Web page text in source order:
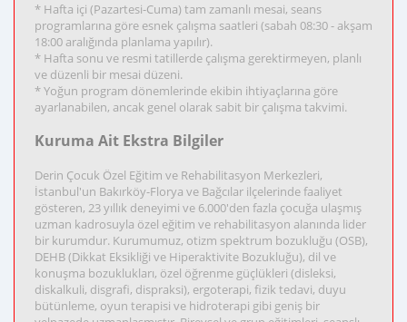
* Hafta içi (Pazartesi-Cuma) tam zamanlı mesai, seans
programlarına göre esnek çalışma saatleri (sabah 08:30 - akşam
18:00 aralığında planlama yapılır).
* Hafta sonu ve resmi tatillerde çalışma gerektirmeyen, planlı
ve düzenli bir mesai düzeni.
* Yoğun program dönemlerinde ekibin ihtiyaçlarına göre
ayarlanabilen, ancak genel olarak sabit bir çalışma takvimi.
Kuruma Ait Ekstra Bilgiler
Derin Çocuk Özel Eğitim ve Rehabilitasyon Merkezleri,
İstanbul'un Bakırköy-Florya ve Bağcılar ilçelerinde faaliyet
gösteren, 23 yıllık deneyimi ve 6.000'den fazla çocuğa ulaşmış
uzman kadrosuyla özel eğitim ve rehabilitasyon alanında lider
bir kurumdur. Kurumumuz, otizm spektrum bozukluğu (OSB),
DEHB (Dikkat Eksikliği ve Hiperaktivite Bozukluğu), dil ve
konuşma bozuklukları, özel öğrenme güçlükleri (disleksi,
diskalkuli, disgrafi, dispraksi), ergoterapi, fizik tedavi, duyu
bütünleme, oyun terapisi ve hidroterapi gibi geniş bir